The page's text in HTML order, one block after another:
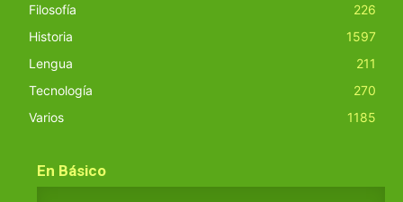
Filosofía
226
Historia
1597
Lengua
211
Tecnología
270
Varios
1185
En Básico